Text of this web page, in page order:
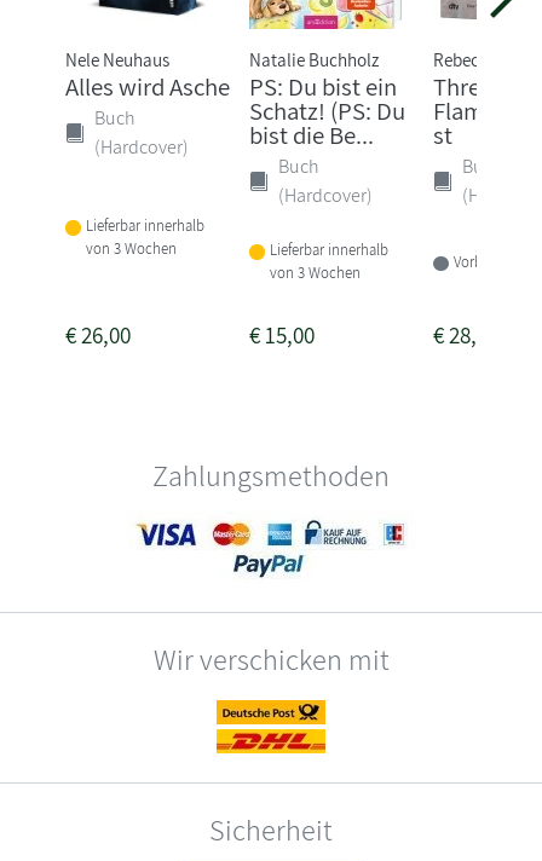
Nele Neuhaus
Alles wird Asche
Buch
(Hardcover)
Lieferbar innerhalb
von 3 Wochen
€26,00
Natalie Buchholz
PS: Du bist ein
Schatz! (PS: Du
bist die Be...
Buch
(Hardcover)
Lieferbar innerhalb
von 3 Wochen
€15,00
Rebecca
Threshing
st
Buch
Vorbestellbar
€28,00
Zahlungsmethoden
Wir verschicken mit
Sicherheit